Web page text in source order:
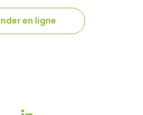
en ligne